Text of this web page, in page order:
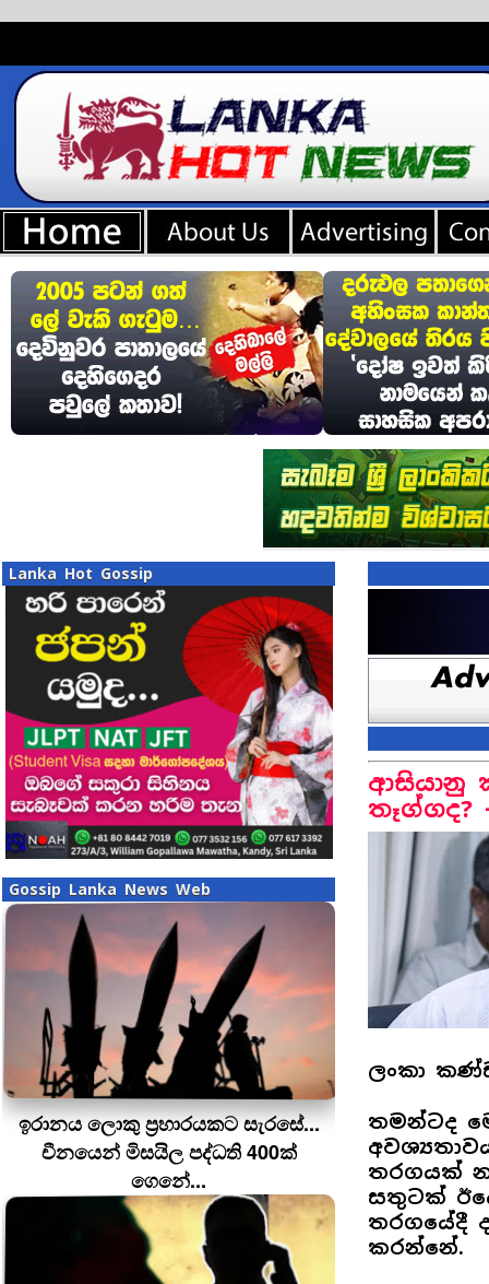
Lanka Hot Gossip
Gossip Lanka News Web
ඉරානය ලොකු ප‍්‍රහාරයකට සැරසේ...
චීනයෙන් මිසයිල පද්ධති 400ක්
ගෙනේ...
ආසියානු
ලංකා
තමන්ටද
තරගයක්
සතුටක්
තරගයේදී
කරන්නේ.